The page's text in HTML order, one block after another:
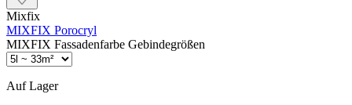
Mixfix
MIXFIX Porocryl
MIXFIX Fassadenfarbe Gebindegrößen
Auf Lager